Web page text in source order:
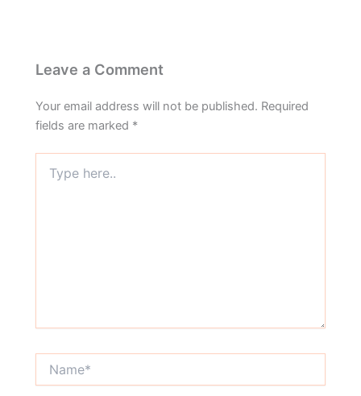
Leave a Comment
Your email address will not be published. Required
fields are marked *
here..